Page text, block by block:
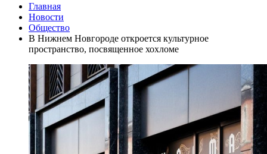
Главная
Новости
Общество
В Нижнем Новгороде откроется культурное
пространство, посвященное хохломе